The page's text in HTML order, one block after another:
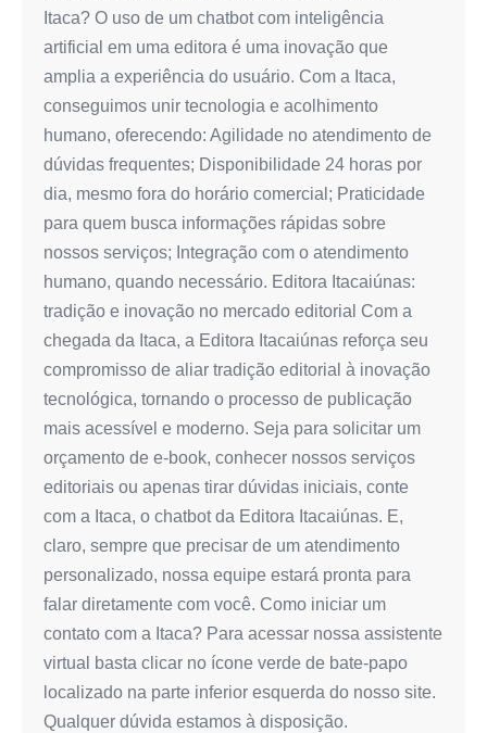
Itaca? O uso de um chatbot com inteligência
artificial em uma editora é uma inovação que
amplia a experiência do usuário. Com a Itaca,
conseguimos unir tecnologia e acolhimento
humano, oferecendo: Agilidade no atendimento de
dúvidas frequentes; Disponibilidade 24 horas por
dia, mesmo fora do horário comercial; Praticidade
para quem busca informações rápidas sobre
nossos serviços; Integração com o atendimento
humano, quando necessário. Editora Itacaiúnas:
tradição e inovação no mercado editorial Com a
chegada da Itaca, a Editora Itacaiúnas reforça seu
compromisso de aliar tradição editorial à inovação
tecnológica, tornando o processo de publicação
mais acessível e moderno. Seja para solicitar um
orçamento de e-book, conhecer nossos serviços
editoriais ou apenas tirar dúvidas iniciais, conte
com a Itaca, o chatbot da Editora Itacaiúnas. E,
claro, sempre que precisar de um atendimento
personalizado, nossa equipe estará pronta para
falar diretamente com você. Como iniciar um
contato com a Itaca? Para acessar nossa assistente
virtual basta clicar no ícone verde de bate-papo
localizado na parte inferior esquerda do nosso site.
Qualquer dúvida estamos à disposição.